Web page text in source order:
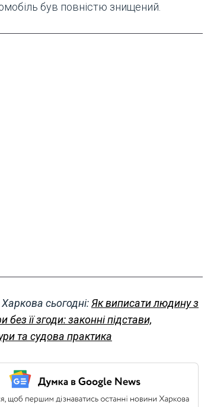
був повністю знищений.
сьогодні:Як виписати людину з
без її згоди: законні підстави,
та судова практика